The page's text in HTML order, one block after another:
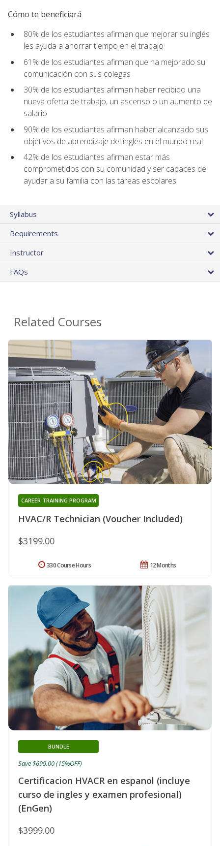
Cómo te beneficiará
80% de los estudiantes afirman que mejorar su inglés
les ayuda a ahorrar tiempo en el trabajo
61% de los estudiantes afirman que ha mejorado su
comunicación con sus colegas
30% de los estudiantes afirman haber recibido una
nueva oferta de trabajo, un ascenso o un aumento de
salario
90% de los estudiantes afirman haber alcanzado sus
objetivos de aprendizaje del inglés en el mundo real
42% de los estudiantes afirman estar más
comprometidos con su comunidad y ser capaces de
ayudar a su familia con las tareas escolares
Syllabus
Requirements
Instructor
FAQs
Related Courses
HVAC/R Technician (Voucher Included)
CAREER TRAINING PROGRAM
$3199.00
12 Months
330 Course Hours
Certificacion HVACR en espanol (incluye
curso de ingles y examen profesional)
(EnGen)
BUNDLE
$3999.00
Save $699.00 (15%OFF)